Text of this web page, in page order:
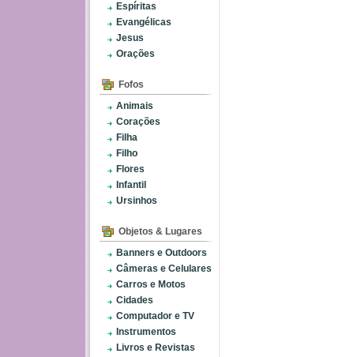
Espíritas
Evangélicas
Jesus
Orações
Fofos
Animais
Corações
Filha
Filho
Flores
Infantil
Ursinhos
Objetos & Lugares
Banners e Outdoors
Câmeras e Celulares
Carros e Motos
Cidades
Computador e TV
Instrumentos
Livros e Revistas